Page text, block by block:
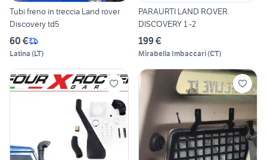
Tubi freno in treccia Land rover
Discovery td5
60 €
Latina (LT)
PARAURTI LAND ROVER
DISCOVERY 1 -2
199 €
Mirabella Imbaccari(CT)